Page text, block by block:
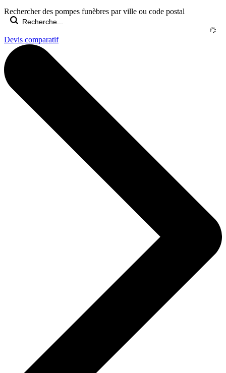
Rechercher des pompes funèbres par ville ou code postal
Devis comparatif